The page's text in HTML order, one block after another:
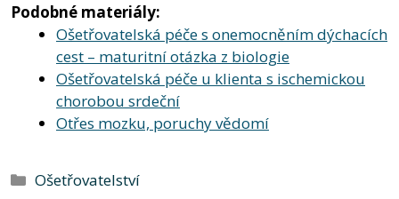
Podobné materiály:
Ošetřovatelská péče s onemocněním dýchacích
cest – maturitní otázka z biologie
Ošetřovatelská péče u klienta s ischemickou
chorobou srdeční
Otřes mozku, poruchy vědomí
Rubriky
Ošetřovatelství